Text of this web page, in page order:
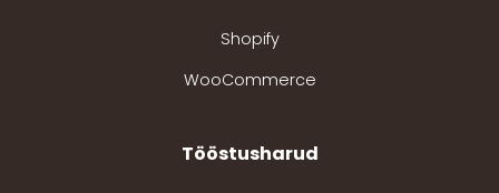
Shopify
WooCommerce
Tööstusharud